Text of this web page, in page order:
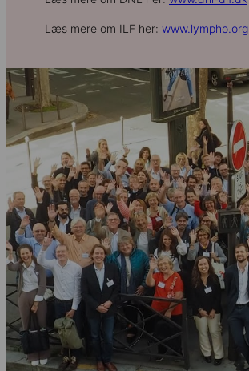
Læs mere om ILF her: www.lympho.org